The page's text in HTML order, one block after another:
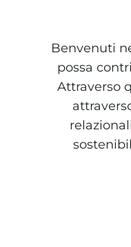
Benvenuti
possa
Attraverso